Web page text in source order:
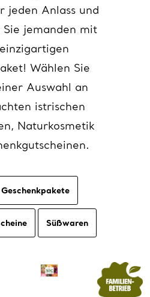
jeden Anlass und
Sie jemanden mit
Wählen Sie
Auswahl an
istrischen
Naturkosmetik
Geschenkpakete
Süßwaren